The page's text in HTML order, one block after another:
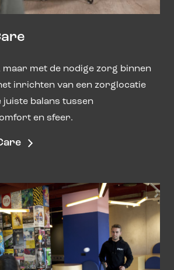
maar met de nodige zorg binnen
inrichten van een zorglocatie
balans tussen
en sfeer.